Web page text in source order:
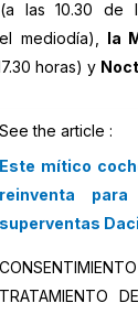
las 10.30 de
mediodía), la
horas) y
See the article :
Este mítico
reinventa
superventas
TRATAMIENTO